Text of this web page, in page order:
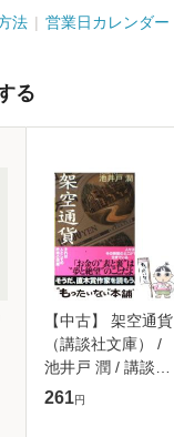
法 営業日カレンダー
る
【中古】 架空通貨
（講談社文庫） /
池井戸 潤 / 講談社
[文庫]【メール便送
261円